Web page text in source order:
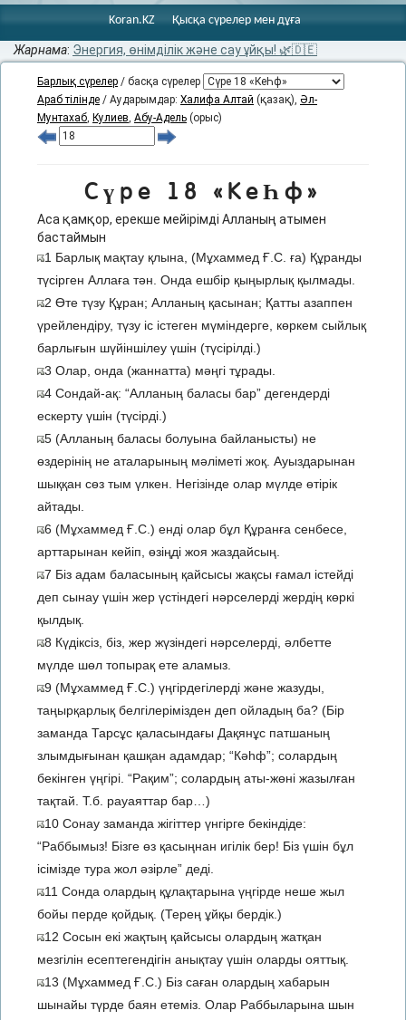
Koran.KZ Қысқа сүрелер мен дұға
Жарнама: Энергия, өнімділік және сау ұйқы! 🌿🇩🇪
Барлық сүрелер / басқа сүрелер
Араб тілінде / Аударымдар: Халифа Алтай (қазақ), Әл-
Мунтахаб, Кулиев, Абу-Адель (орыс)
Сүре 18 «КеҺф»
Аса қамқор, ерекше мейірімді Алланың атымен
бастаймын
1 Барлық мақтау қлына, (Мұхаммед Ғ.С. ға) Құранды
түсірген Аллаға тән. Онда ешбір қыңырлық қылмады.
2 Өте түзу Құран; Алланың қасынан; Қатты азаппен
үрейлендіру, түзу іс істеген мүміндерге, көркем сыйлық
барлығын шүйіншілеу үшін (түсірілді.)
3 Олар, онда (жаннатта) мәңгі тұрады.
4 Сондай-ақ: “Алланың баласы бар” дегендерді
ескерту үшін (түсірді.)
5 (Алланың баласы болуына байланысты) не
өздерінің не аталарының мәліметі жоқ. Ауыздарынан
шыққан сөз тым үлкен. Негізінде олар мүлде өтірік
айтады.
6 (Мұхаммед Ғ.С.) енді олар бұл Құранға сенбесе,
арттарынан кейіп, өзіңді жоя жаздайсың.
7 Біз адам баласының қайсысы жақсы ғамал істейді
деп сынау үшін жер үстіндегі нәрселерді жердің көркі
қылдық.
8 Күдіксіз, біз, жер жүзіндегі нәрселерді, әлбетте
мүлде шөл топырақ ете аламыз.
9 (Мұхаммед Ғ.С.) үңгірдегілерді және жазуды,
таңырқарлық белгілерімізден деп ойладың ба? (Бір
заманда Тарсұс қаласындағы Дақянұс патшаның
злымдығынан қашқан адамдар; “Кәһф”; солардың
бекінген үңгірі. “Рақим”; солардың аты-жөні жазылған
тақтай. Т.б. рауаяттар бар…)
10 Сонау заманда жігіттер үнгірге бекіндіде:
“Раббымыз! Бізге өз қасыңнан игілік бер! Біз үшін бұл
ісімізде тура жол әзірле” деді.
11 Сонда олардың құлақтарына үңгірде неше жыл
бойы перде қойдық. (Терең ұйқы бердік.)
12 Сосын екі жақтың қайсысы олардың жатқан
мезгілін есептегендігін анықтау үшін оларды ояттық.
13 (Мұхаммед Ғ.С.) Біз саған олардың хабарын
шынайы түрде баян етеміз. Олар Раббыларына шын